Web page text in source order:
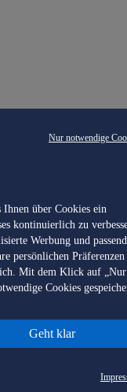
Nur notwendige
über Cookies ein
kontinuierlich zu
Werbung und
persönlichen Präferenzen
Mit dem Klick auf „Nur
Cookies
Geht klar